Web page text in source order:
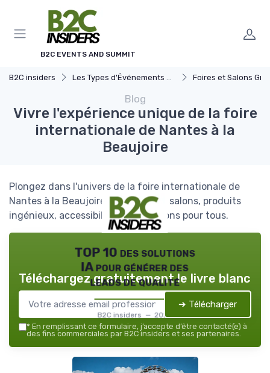
B2C EVENTS AND SUMMIT
B2C insiders Les Types d'Événements B2C Foires et Salons Grand
Blog
Vivre l'expérience unique de la foire
internationale de Nantes à la
Beaujoire
Plongez dans l'univers de la foire internationale de
Nantes à la Beaujoire : expositions, salons, produits
ingénieux, accessibilité et animations pour tous.
TOP 10 des solutions
IA pour générer des
leads de qualité
B2C insiders — 2026
Téléchargez gratuitement le livre blanc
➔ Télécharger
* En remplissant ce formulaire, j’accepte d’être contacté(e) à
des fins commerciales par B2C insiders et ses partenaires.
Panneau de gestion des cookies